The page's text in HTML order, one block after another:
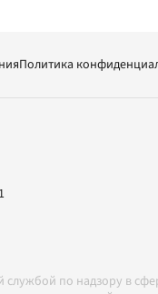
Политика
по надзору в